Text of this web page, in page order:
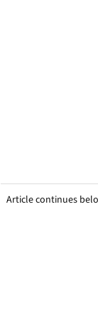
Article continues